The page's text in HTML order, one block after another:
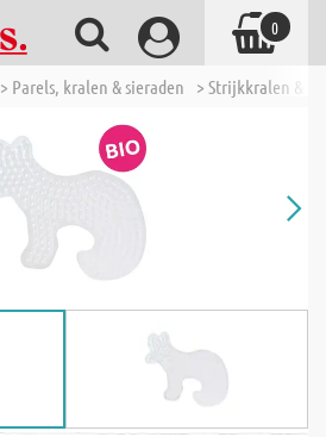
> Parels, kralen & sieraden > Strijkkralen &
0